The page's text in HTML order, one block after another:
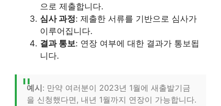
으로 제출합니다.
심사 과정: 제출한 서류를 기반으로 심사가
이루어집니다.
결과 통보: 연장 여부에 대한 결과가 통보됩
니다.
예시: 만약 여러분이 2023년 1월에 새출발기금
을 신청했다면, 내년 1월까지 연장이 가능합니다.